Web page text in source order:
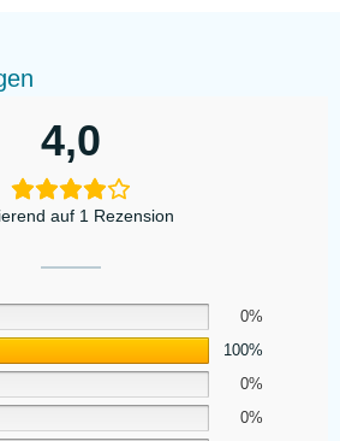
4,0
auf 1 Rezension
0%
100%
0%
0%